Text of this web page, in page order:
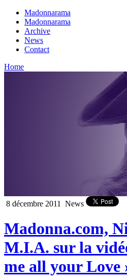
Madonnarama
Madonnarama
Archive
News
Contact
Home
8 décembre 2011 News
Madonna.com,
M.I.A. sur la
me all your Love